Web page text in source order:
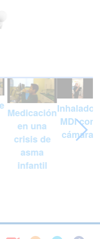
Medicación
en una
crisis de
asma
infantil
Inhalador
MDI con
cámara